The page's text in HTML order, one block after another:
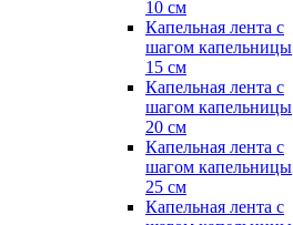
10 см
Капельная лента с
шагом капельницы
15 см
Капельная лента с
шагом капельницы
20 см
Капельная лента с
шагом капельницы
25 см
Капельная лента с